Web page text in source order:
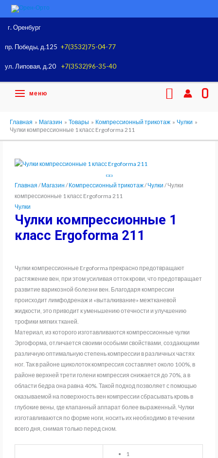
Перейти
содержимому
г. Оренбург
пр. Победы, д.125 +7(3532)75-04-77
ул. Липовая, д.20 +7(3532)96-35-40
меню Поиск
Главная Магазин Товары Компрессионный трикотаж
Чулки
Чулки компрессионные 1 класс Ergoforma 211
Главная /Магазин /Компрессионный трикотаж/Чулки / Чулки
компрессионные 1 класс Ergoforma 211
Чулки
Чулки компрессионные 1
класс Ergoforma 211
Чулки компрессионные Ergoforma прекрасно предотвращают
растяжение вен, при этом усиливая отток крови, что предотвращает
развитие варикозной болезни вен. Благодаря компрессии
происходит лимфодренаж и «выталкивание» межтканевой
жидкости, это приводит к уменьшению отечности и улучшению
трофики мягких тканей.
Материал, из которого изготавливаются компрессионные чулки
Эргоформа, отличается своими особыми свойствами, создающими
различную оптимальную степень компрессии в различных частях
ног. Так в районе щиколоток компрессия составляет около 100%, в
районе верхней трети голени компрессия снижается до 70%, а в
области бедра она равна 40%. Такой подход позволяет с помощью
оказываемой на поверхность вен компрессии сбрасывать кровь в
глубокие вены, где клапанный аппарат более выраженный. Чулки
изготавливаются по форме ноги, носить их необходимо в течении
всего дня, снимая только перед сном.
1